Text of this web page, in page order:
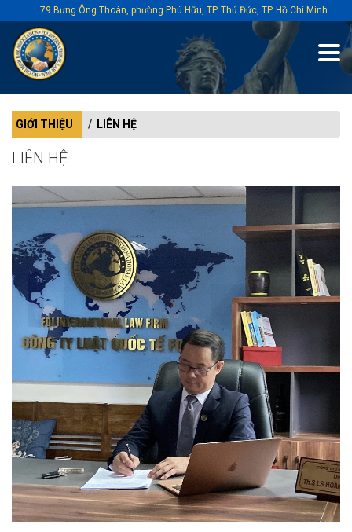
79 Bưng Ông Thoàn, phường Phú Hữu, TP. Thủ Đức, TP. Hồ Chí Minh
GIỚI THIỆU LIÊN HỆ
LIÊN HỆ